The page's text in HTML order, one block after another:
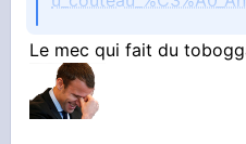
Le mec qui fait du